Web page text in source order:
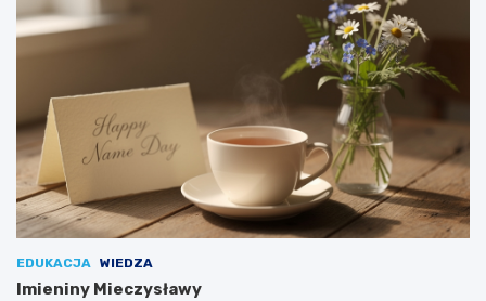
EDUKACJA WIEDZA
Imieniny Mieczysławy